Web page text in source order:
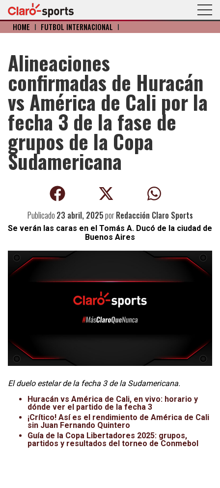
HOME I FÚTBOL INTERNACIONAL I
Alineaciones
confirmadas de Huracán
vs América de Cali por la
fecha 3 de la fase de
grupos de la Copa
Sudamericana
Publicado 23 abril, 2025porRedacción Claro Sports
Se verán las caras en el Tomás A. Ducó de la ciudad de
Buenos Aires
El duelo estelar de la fecha 3 de la Sudamericana.
Huracán vs América de Cali, en vivo: horario y
dónde ver el partido de la fecha 3
¡Crítico! Así es el rendimiento de América de Cali
sin Juan Fernando Quintero
Guía de la Copa Libertadores 2025: grupos,
partidos y resultados del torneo de Conmebol